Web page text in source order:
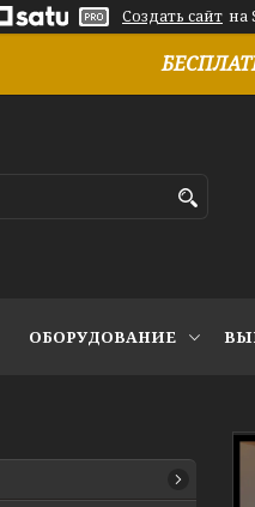
Создать сайт на
ОБОРУДОВАНИЕ